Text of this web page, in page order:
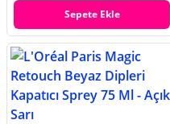
Sepete Ekle